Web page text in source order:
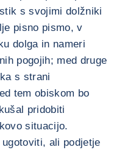
s svojimi dolžniki
pisno pismo, v
dolga in nameri
pogojih; med druge
s strani
tem obiskom bo
pridobiti
situacijo.
ali podjetje